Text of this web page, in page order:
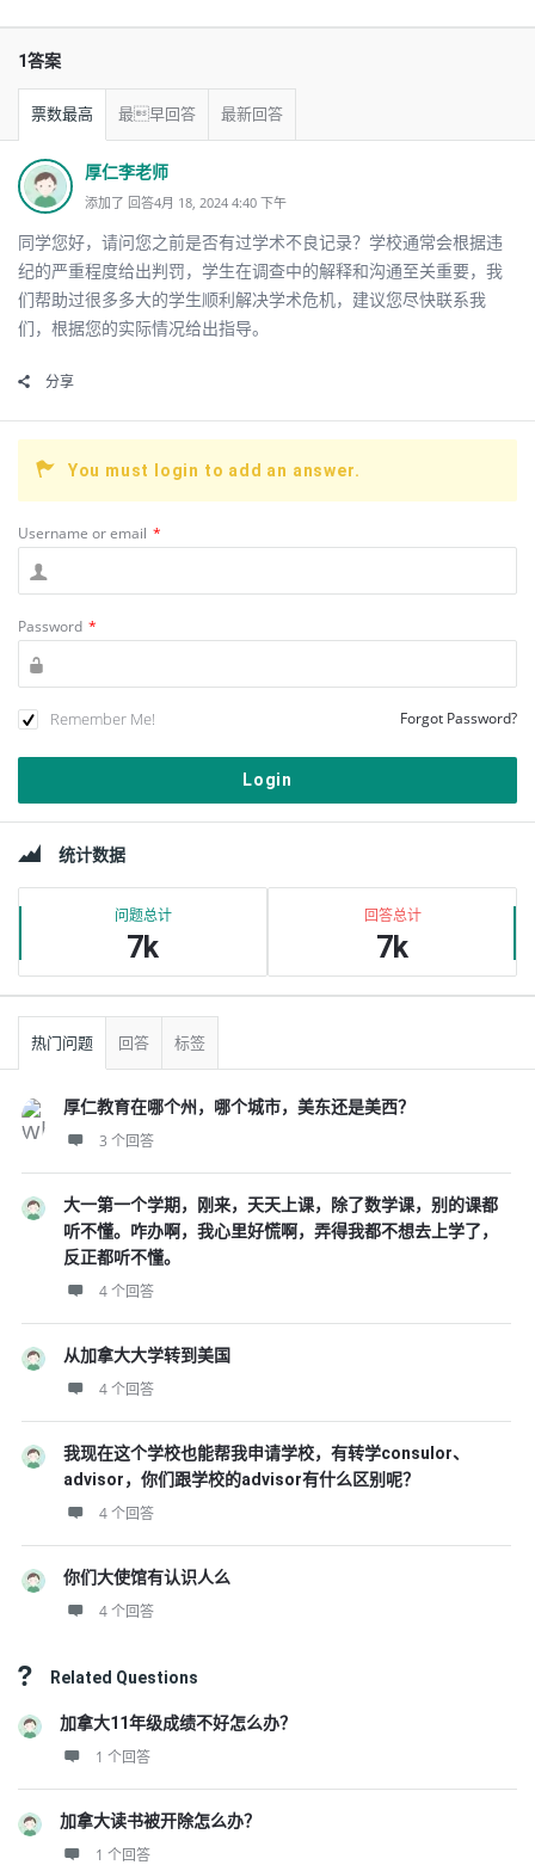
1答案
票数最高 最早回答 最新回答
厚仁李老师
添加了 回答4月 18, 2024 4:40 下午
同学您好，请问您之前是否有过学术不良记录？学校通常会根据违
纪的严重程度给出判罚，学生在调查中的解释和沟通至关重要，我
们帮助过很多多大的学生顺利解决学术危机，建议您尽快联系我
们，根据您的实际情况给出指导。
分享
You must login to add an answer.
Username or email *
Password *
Remember Me! Forgot Password?
栏
统计数据
问题总计
7k
回答总计
7k
热门问题 回答 标签
厚仁教育在哪个州，哪个城市，美东还是美西？
3 个回答
大一第一个学期，刚来，天天上课，除了数学课，别的课都
听不懂。咋办啊，我心里好慌啊，弄得我都不想去上学了，
反正都听不懂。
4 个回答
从加拿大大学转到美国
4 个回答
我现在这个学校也能帮我申请学校，有转学consulor、
advisor，你们跟学校的advisor有什么区别呢？
4 个回答
你们大使馆有认识人么
4 个回答
Related Questions
加拿大11年级成绩不好怎么办？
1 个回答
加拿大读书被开除怎么办？
1 个回答